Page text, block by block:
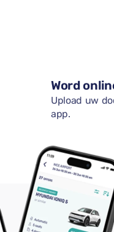
Word
Upload uw
app.